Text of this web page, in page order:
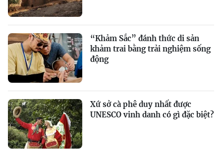
“Khảm Sắc” đánh thức di sản
khảm trai bằng trải nghiệm sống
động
Xứ sở cà phê duy nhất được
UNESCO vinh danh có gì đặc biệt?